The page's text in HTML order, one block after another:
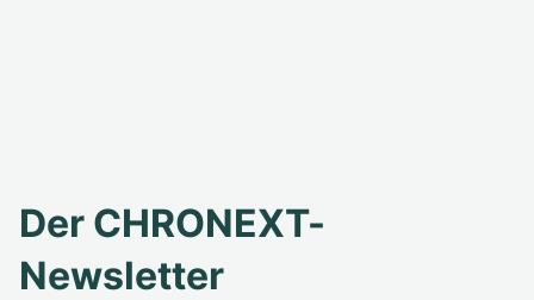
Der CHRONEXT-
Newsletter